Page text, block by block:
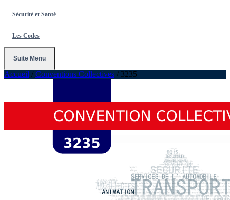
Sécurité et Santé
Les Codes
Suite Menu
Accueil / Conventions Collectives / 3235